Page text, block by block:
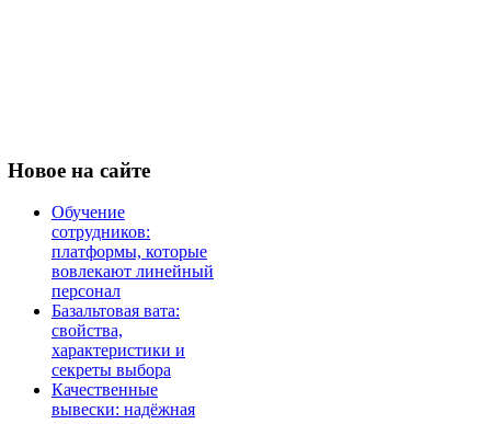
Новое на сайте
Обучение
сотрудников:
платформы, которые
вовлекают линейный
персонал
Базальтовая вата:
свойства,
характеристики и
секреты выбора
Качественные
вывески: надёжная